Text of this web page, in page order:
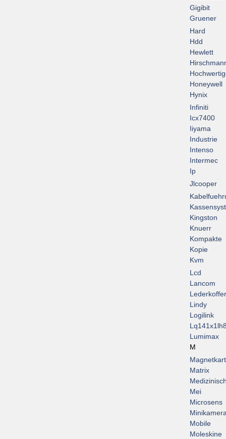
Gigibit
Gruener
Hard
Hdd
Hewlett
Honeywell
Hynix
Infiniti
Icx7400
Iiyama
Industrie
Intenso
Intermec
Ip
Jlcooper
Kingston
Knuerr
Kompakte
Kopie
Kvm
Lcd
Lancom
Lederkoffer
Lindy
Logilink
Lumimax
M
Matrix
Mei
Microsens
Mobile
Moleskine